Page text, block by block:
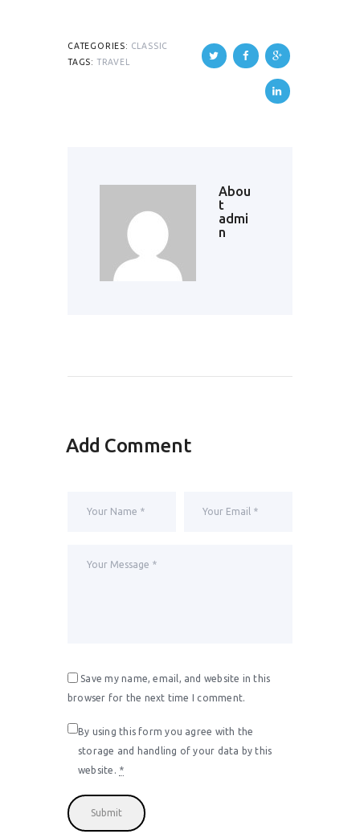
CATEGORIES: CLASSIC
TAGS: TRAVEL
Abou
t
admi
n
Add Comment
Save my name, email, and website in this
browser for the next time I comment.
By using this form you agree with the
storage and handling of your data by this
website. *